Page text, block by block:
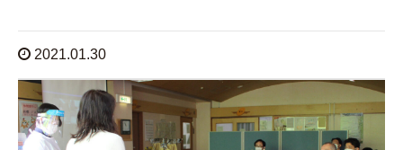
2021.01.30